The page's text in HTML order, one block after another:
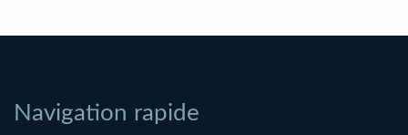
Navigation rapide